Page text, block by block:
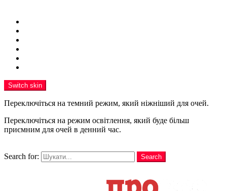
Switch skin
Переключіться на темний режим, який ніжніший для очей.
Переключіться на режим освітлення, який буде більш
приємним для очей в денний час.
Search for:
Search